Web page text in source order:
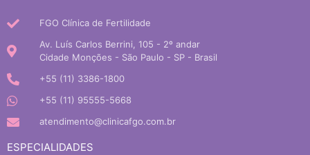
ESPECIALIDADES
FGO Clínica de Fertilidade
Av. Luís Carlos Berrini, 105 - 2º andar
Cidade Monções - São Paulo - SP - Brasil
+55 (11) 3386-1800
+55 (11) 95555-5668
atendimento@clinicafgo.com.br